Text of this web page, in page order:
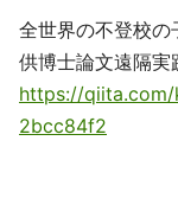
全世界の不登校の
供博士論文遠隔
https://qiita.com/
2bcc84f2